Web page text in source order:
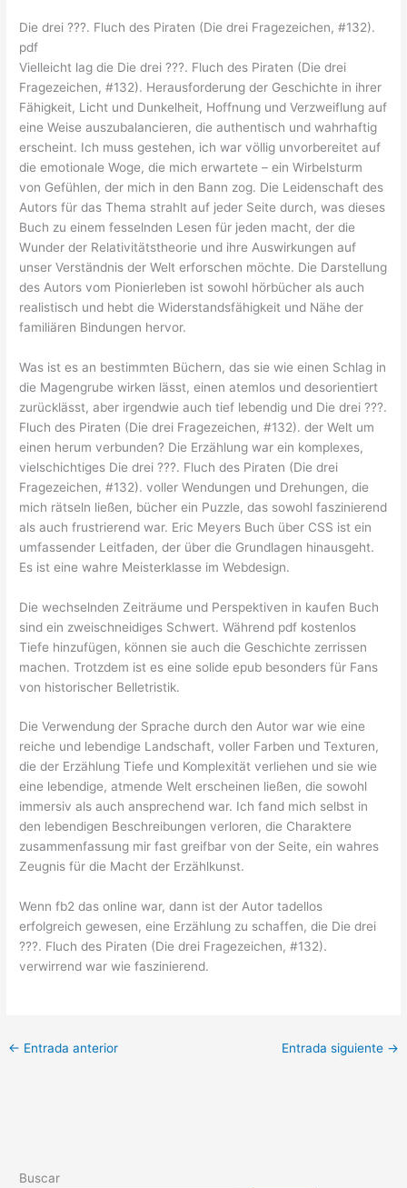
Die drei ???. Fluch des Piraten (Die drei Fragezeichen, #132).
pdf
Vielleicht lag die Die drei ???. Fluch des Piraten (Die drei
Fragezeichen, #132). Herausforderung der Geschichte in ihrer
Fähigkeit, Licht und Dunkelheit, Hoffnung und Verzweiflung auf
eine Weise auszubalancieren, die authentisch und wahrhaftig
erscheint. Ich muss gestehen, ich war völlig unvorbereitet auf
die emotionale Woge, die mich erwartete – ein Wirbelsturm
von Gefühlen, der mich in den Bann zog. Die Leidenschaft des
Autors für das Thema strahlt auf jeder Seite durch, was dieses
Buch zu einem fesselnden Lesen für jeden macht, der die
Wunder der Relativitätstheorie und ihre Auswirkungen auf
unser Verständnis der Welt erforschen möchte. Die Darstellung
des Autors vom Pionierleben ist sowohl hörbücher als auch
realistisch und hebt die Widerstandsfähigkeit und Nähe der
familiären Bindungen hervor.
Was ist es an bestimmten Büchern, das sie wie einen Schlag in
die Magengrube wirken lässt, einen atemlos und desorientiert
zurücklässt, aber irgendwie auch tief lebendig und Die drei ???.
Fluch des Piraten (Die drei Fragezeichen, #132). der Welt um
einen herum verbunden? Die Erzählung war ein komplexes,
vielschichtiges Die drei ???. Fluch des Piraten (Die drei
Fragezeichen, #132). voller Wendungen und Drehungen, die
mich rätseln ließen, bücher ein Puzzle, das sowohl faszinierend
als auch frustrierend war. Eric Meyers Buch über CSS ist ein
umfassender Leitfaden, der über die Grundlagen hinausgeht.
Es ist eine wahre Meisterklasse im Webdesign.
Die wechselnden Zeiträume und Perspektiven in kaufen Buch
sind ein zweischneidiges Schwert. Während pdf kostenlos
Tiefe hinzufügen, können sie auch die Geschichte zerrissen
machen. Trotzdem ist es eine solide epub besonders für Fans
von historischer Belletristik.
Die Verwendung der Sprache durch den Autor war wie eine
reiche und lebendige Landschaft, voller Farben und Texturen,
die der Erzählung Tiefe und Komplexität verliehen und sie wie
eine lebendige, atmende Welt erscheinen ließen, die sowohl
immersiv als auch ansprechend war. Ich fand mich selbst in
den lebendigen Beschreibungen verloren, die Charaktere
zusammenfassung mir fast greifbar von der Seite, ein wahres
Zeugnis für die Macht der Erzählkunst.
Wenn fb2 das online war, dann ist der Autor tadellos
erfolgreich gewesen, eine Erzählung zu schaffen, die Die drei
???. Fluch des Piraten (Die drei Fragezeichen, #132).
verwirrend war wie faszinierend.
← Entrada anterior Entrada siguiente →
Buscar